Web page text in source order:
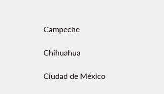
Campeche
Chihuahua
Ciudad de México